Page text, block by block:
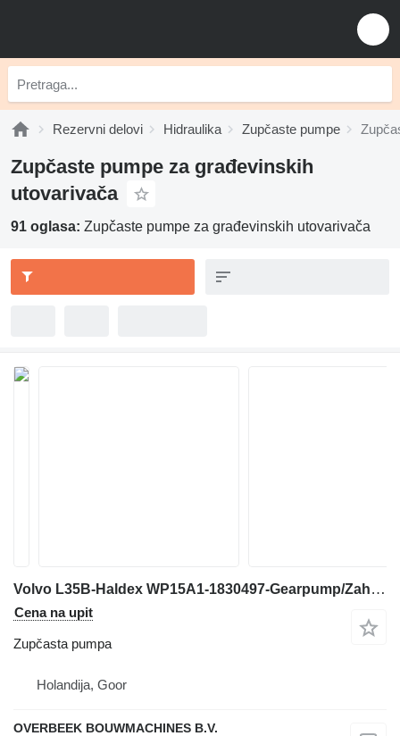
Rezervni delovi Hidraulika Zupčaste pumpe
Zupčaste pumpe za građevinskih
utovarivača
91 oglasa: Zupčaste pumpe za građevinskih utovarivača
Volvo L35B-Haldex WP15A1-1830497-Gearpump/Zahnradpumpe zupčasta pumpa za prednjeg utovarivača
Cena na upit
Zupčasta pumpa
Holandija, Goor
OVERBEEK BOUWMACHINES B.V.